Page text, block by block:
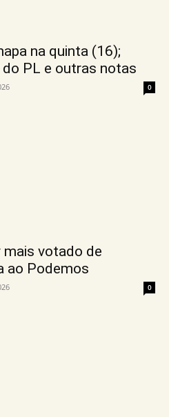
na quinta (16);
PL e outras notas
0
mais votado de
ao Podemos
0